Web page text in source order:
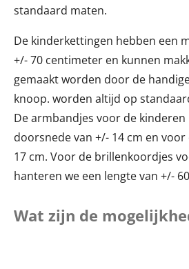
standaard maten.
De kinderkettingen hebben een
+/- 70 centimeter en kunnen
gemaakt worden door de
knoop. worden altijd op
De armbandjes voor de kinderen
doorsnede van +/- 14 cm en voor
17 cm. Voor de brillenkoordjes
hanteren we een lengte van +/-
Wat zijn de